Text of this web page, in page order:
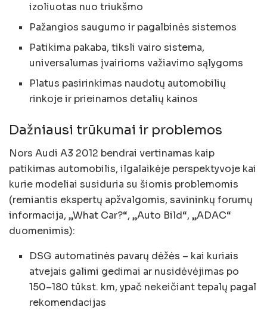
izoliuotas nuo triukšmo
Pažangios saugumo ir pagalbinės sistemos
Patikima pakaba, tiksli vairo sistema,
universalumas įvairioms važiavimo sąlygoms
Platus pasirinkimas naudotų automobilių
rinkoje ir prieinamos detalių kainos
Dažniausi trūkumai ir problemos
Nors Audi A3 2012 bendrai vertinamas kaip
patikimas automobilis, ilgalaikėje perspektyvoje kai
kurie modeliai susiduria su šiomis problemomis
(remiantis ekspertų apžvalgomis, savininkų forumų
informacija, „What Car?“, „Auto Bild“, „ADAC“
duomenimis):
DSG automatinės pavarų dėžės – kai kuriais
atvejais galimi gedimai ar nusidėvėjimas po
150–180 tūkst. km, ypač nekeičiant tepalų pagal
rekomendacijas